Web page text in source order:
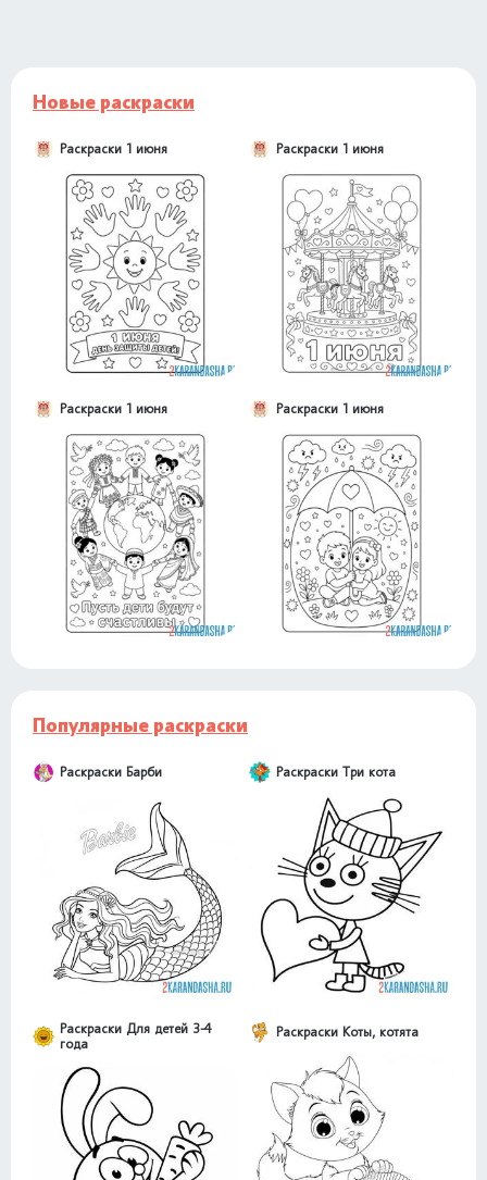
Новые раскраски
Раскраски 1 июня Раскраски 1 июня
Раскраски 1 июня Раскраски 1 июня
Популярные раскраски
Раскраски Барби Раскраски Три кота
Раскраски Для детей 3-4
года
Раскраски Коты, котята